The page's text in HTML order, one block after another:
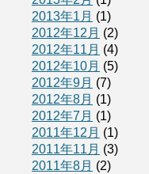
2013年1月 (1)
2012年12月 (2)
2012年11月 (4)
2012年10月 (5)
2012年9月 (7)
2012年8月 (1)
2012年7月 (1)
2011年12月 (1)
2011年11月 (3)
2011年8月 (2)